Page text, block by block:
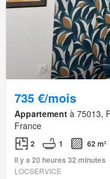
735 €/mois
Appartement à 75013,
France
2 1
62 m²
Il y a 20 heures 32 minutes
LOCSERVICE